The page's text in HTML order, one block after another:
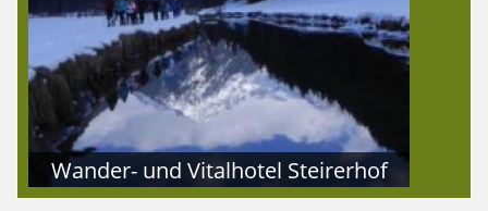
Wander- und Vitalhotel Steirerhof